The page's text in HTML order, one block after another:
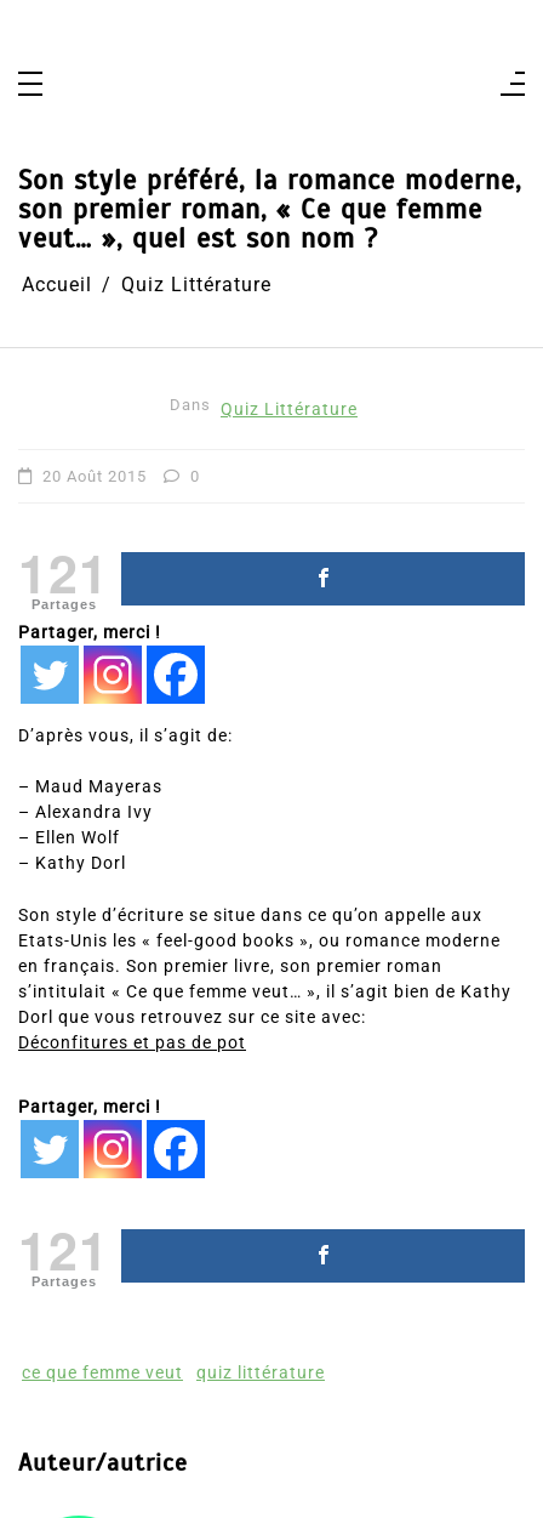
Son style préféré, la romance moderne,
son premier roman, « Ce que femme
veut… », quel est son nom ?
Accueil Quiz Littérature
Dans Quiz Littérature
20 Août 2015 0
121
Partages
Partager, merci !
D’après vous, il s’agit de:
– Maud Mayeras
– Alexandra Ivy
– Ellen Wolf
– Kathy Dorl
Son style d’écriture se situe dans ce qu’on appelle aux
Etats-Unis les « feel-good books », ou romance moderne
en français. Son premier livre, son premier roman
s’intitulait « Ce que femme veut… », il s’agit bien de Kathy
Dorl que vous retrouvez sur ce site avec:
Déconfitures et pas de pot
Partager, merci !
121
Partages
ce que femme veut quiz littérature
Auteur/autrice